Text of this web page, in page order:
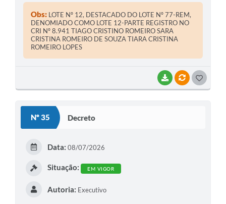
BAIXARVÍNCULOS
Obs: LOTE Nº 12, DESTACADO DO LOTE Nº 77-REM,
DENOMIADO COMO LOTE 12-PARTE REGISTRO NO
CRI Nº 8.941 TIAGO CRISTINO ROMEIRO SARA
CRISTINA ROMEIRO DE SOUZA TIARA CRISTINA
ROMEIRO LOPES
Nº 35 Decreto
Data: 08/07/2026
Situação: EM VIGOR
Autoria: Executivo